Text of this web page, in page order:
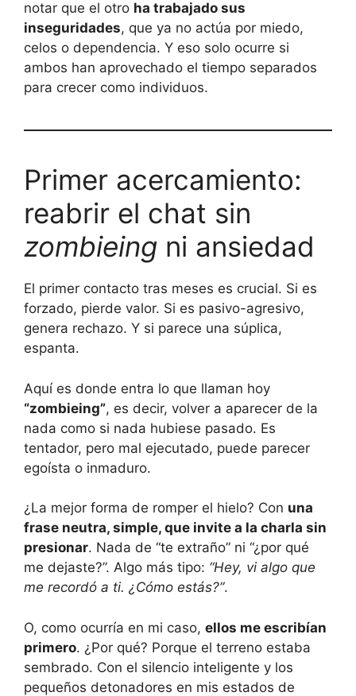
notar que el otro ha trabajado sus
inseguridades, que ya no actúa por miedo,
celos o dependencia. Y eso solo ocurre si
ambos han aprovechado el tiempo separados
para crecer como individuos.
Primer acercamiento:
reabrir el chat sin
zombieing ni ansiedad
El primer contacto tras meses es crucial. Si es
forzado, pierde valor. Si es pasivo-agresivo,
genera rechazo. Y si parece una súplica,
espanta.
Aquí es donde entra lo que llaman hoy
“zombieing”, es decir, volver a aparecer de la
nada como si nada hubiese pasado. Es
tentador, pero mal ejecutado, puede parecer
egoísta o inmaduro.
¿La mejor forma de romper el hielo? Con una
frase neutra, simple, que invite a la charla sin
presionar. Nada de “te extraño” ni “¿por qué
me dejaste?”. Algo más tipo: “Hey, vi algo que
me recordó a ti. ¿Cómo estás?”.
O, como ocurría en mi caso, ellos me escribían
primero. ¿Por qué? Porque el terreno estaba
sembrado. Con el silencio inteligente y los
pequeños detonadores en mis estados de